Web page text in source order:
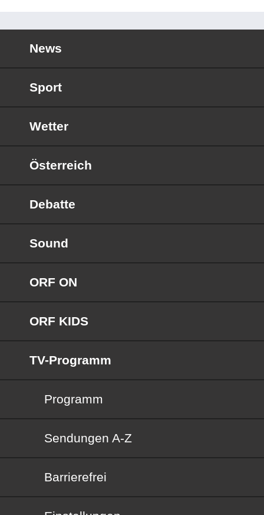
News
Sport
Wetter
Österreich
Debatte
Sound
ORF ON
ORF KIDS
TV-Programm
Programm
Sendungen von A bis Z
Sendungen A-Z
Barrierefrei
Barrierefrei